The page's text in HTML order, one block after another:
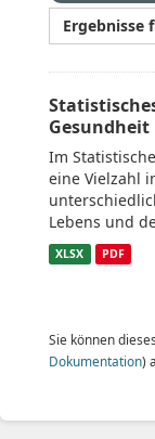
Ergebnisse
Gesundheit
Im
eine Vielzahl
Lebens und
XLSX PDF
Sie können
Dokumentation)